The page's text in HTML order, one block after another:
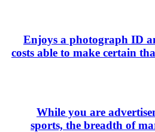
Enjoys a photograph ID
costs able to make certain
While you are
sports, the breadth of